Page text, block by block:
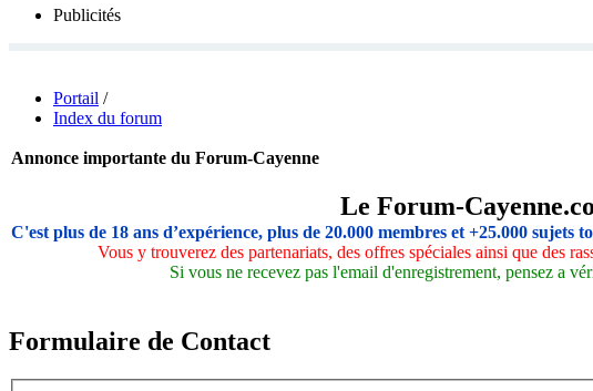
Publicités
Portail /
Index du forum
Annonce importante du Forum-Cayenne
Le Forum-
C'est plus de 18 ans d’expérience, plus de 20.000 membres et +25.000 sujets
Vous y trouverez des partenariats, des offres spéciales ainsi que des
Si vous ne recevez pas l'email d'enregistrement, pensez a
Formulaire de Contact